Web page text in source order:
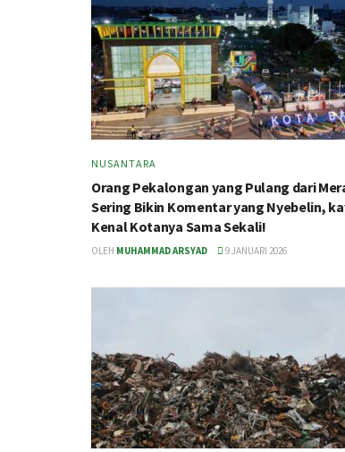
NUSANTARA
Orang Pekalongan yang Pulang dari
Sering Bikin Komentar yang Nyebelin,
Kenal Kotanya Sama Sekali!
OLEH MUHAMMAD ARSYAD 9 JANUARI 2026